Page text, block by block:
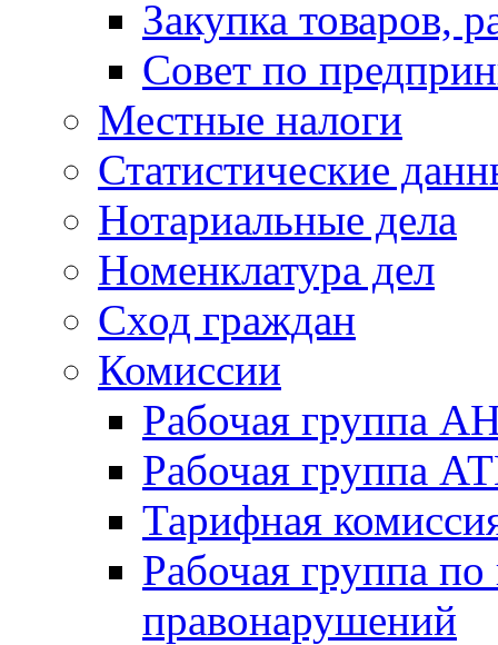
Закупка товаров,
Совет по
Местные налоги
Статистические
Нотариальные дела
Номенклатура дел
Сход граждан
Комиссии
Рабочая группа
Рабочая группа
Тарифная
Рабочая группа
правонарушений